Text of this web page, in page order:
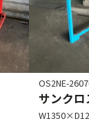
OS2NE-
サンクロ